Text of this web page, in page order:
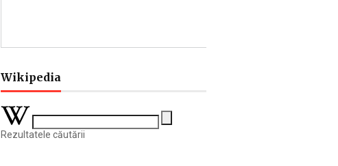
Wikipedia
Rezultatele căutării